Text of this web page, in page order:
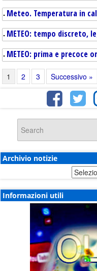
Meteo. Temperatura in
METEO: tempo discreto,
METEO: prima e precoce
1 2 3 Successivo »
Archivio notizie
Archivio
Informazioni utili